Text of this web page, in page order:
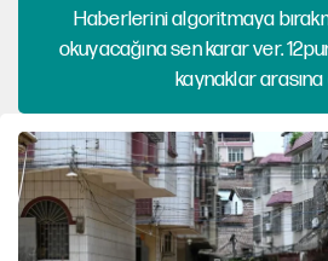
Haberlerini algoritmaya
okuyacağına sen karar ver.
kaynaklar